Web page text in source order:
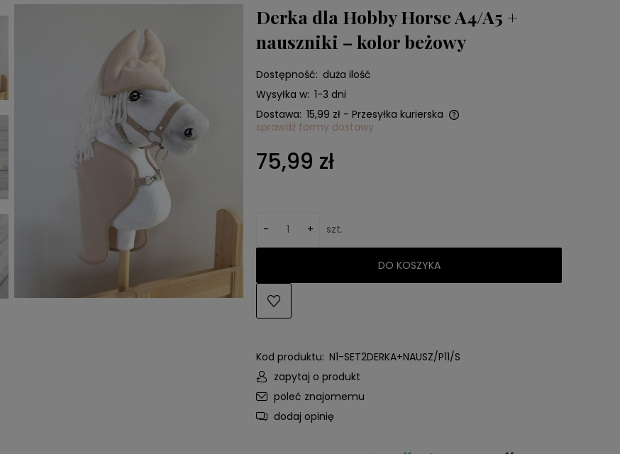
Derka dla Hobby Horse A4/A5 +
nauszniki – kolor beżowy
Dostępność: duża ilość
Wysyłka w: 1-3 dni
Dostawa: 15,99 zł - Przesyłka kurierska
kosztów płatności
sprawdź formy dostawy
75,99 zł
- + szt.
DO KOSZYKA
Kod produktu: N1-SET2DERKA+NAUSZ/P11/S
zapytaj o produkt
poleć znajomemu
dodaj opinię